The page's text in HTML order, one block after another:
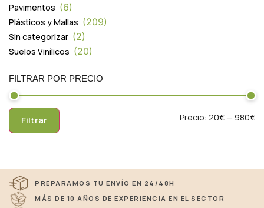
Pavimentos 6
Plásticos y Mallas 209
Sin categorizar 2
Suelos Vinílicos 20
FILTRAR POR PRECIO
Filtrar Precio: 20€— 980€
PREPARAMOS TU ENVÍO EN 24/48H
MÁS DE 10 AÑOS DE EXPERIENCIA EN EL SECTOR